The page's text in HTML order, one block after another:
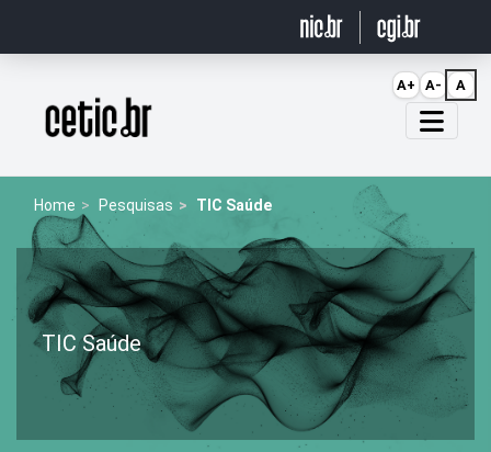
Página inicial
Home Pesquisas TIC Saúde
TIC Saúde
A+ A- A